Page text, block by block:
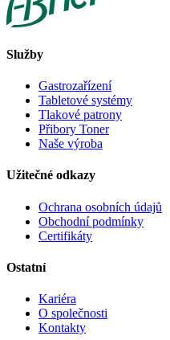
Služby
Gastrozařízení
Tabletové systémy
Tlakové patrony
Přibory Toner
Naše výroba
Užitečné odkazy
Ochrana osobních údajů
Obchodní podmínky
Certifikáty
Ostatní
Kariéra
O společnosti
Kontakty